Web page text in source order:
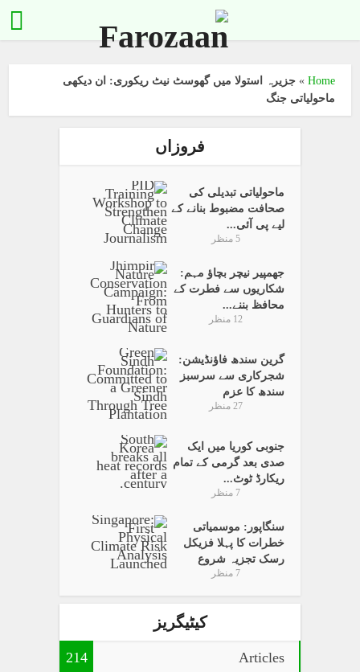
Home
»جزیرہ استولا میں گھوسٹ نیٹ ریکوری: ان دیکھی
ماحولیاتی جنگ
فروزاں
ماحولیاتی تبدیلی کی
صحافت مضبوط بنانے کے
لیے پی آئی...
5 منظر
جھمپیر نیچر بچاؤ مہم:
شکاریوں سے فطرت کے
محافظ بننے...
12 منظر
گرین سندھ فاؤنڈیشن:
شجرکاری سے سرسبز
سندھ کا عزم
27 منظر
جنوبی کوریا میں ایک
صدی بعد گرمی کے تمام
ریکارڈ ٹوٹ...
7 منظر
سنگاپور: موسمیاتی
خطرات کا پہلا فزیکل
رسک تجزیہ شروع
7 منظر
کیٹیگریز
Articles
214